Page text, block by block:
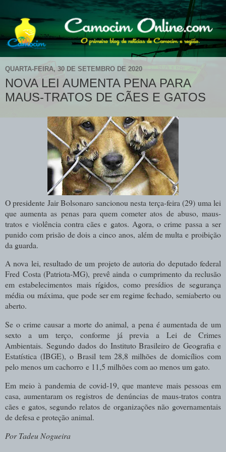
QUARTA-FEIRA, 30 DE SETEMBRO DE 2020
NOVA LEI AUMENTA PENA PARA
MAUS-TRATOS DE CÃES E GATOS
O presidente Jair Bolsonaro sancionou nesta terça-feira (29) uma lei
que aumenta as penas para quem cometer atos de abuso, maus-
tratos e violência contra cães e gatos. Agora, o crime passa a ser
punido com prisão de dois a cinco anos, além de multa e proibição
da guarda.
A nova lei, resultado de um projeto de autoria do deputado federal
Fred Costa (Patriota-MG), prevê ainda o cumprimento da reclusão
em estabelecimentos mais rígidos, como presídios de segurança
média ou máxima, que pode ser em regime fechado, semiaberto ou
aberto.
Se o crime causar a morte do animal, a pena é aumentada de um
sexto a um terço, conforme já previa a Lei de Crimes
Ambientais. Segundo dados do Instituto Brasileiro de Geografia e
Estatística (IBGE), o Brasil tem 28,8 milhões de domicílios com
pelo menos um cachorro e 11,5 milhões com ao menos um gato.
Em meio à pandemia de covid-19, que manteve mais pessoas em
casa, aumentaram os registros de denúncias de maus-tratos contra
cães e gatos, segundo relatos de organizações não governamentais
de defesa e proteção animal.
Por Tadeu Nogueira